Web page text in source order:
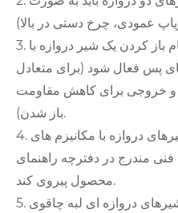
3. توالی عملکرد شیر بای پس: هنگام باز کردن یک شیر دروازه با
بای پس فعال شود (برای متعادل
و خروجی برای کاهش مقاومت
باز شدن).
4. الزامات نصب محرک: نصب شیرهای دروازه با مکانیزم های
مندرج در دفترچه راهنمای
محصول پیروی کند.
5. سیستم روانکاری معمولی: شیرهای دروازه ای لبه چاقوی